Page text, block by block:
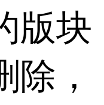
版块
除，